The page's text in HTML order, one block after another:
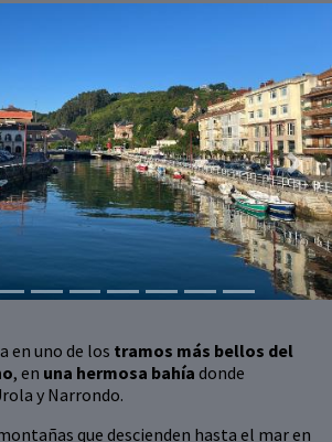
en uno de los tramos más bellos del
, en una hermosa bahía donde
y Narrondo.
que descienden hasta el mar en
Next